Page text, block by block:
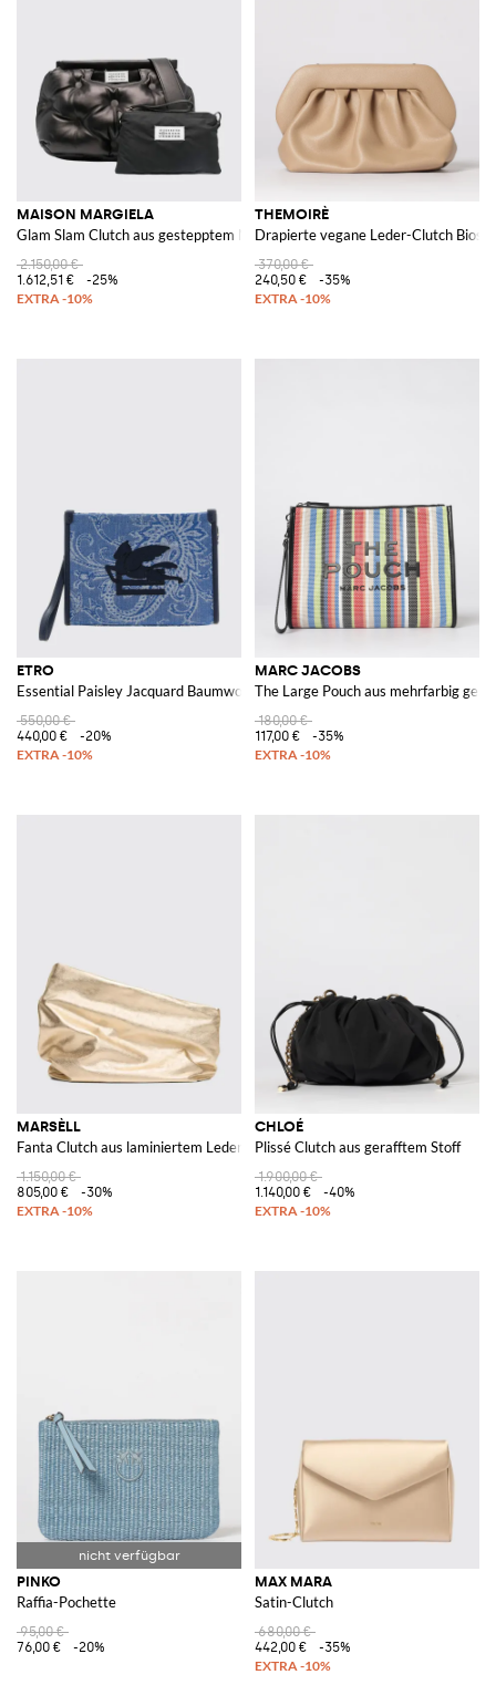
MAISON MARGIELA
Glam Slam Clutch aus gestepptem Nappaleder
2.150,00 €
1.612,51 €
-25%
THEMOIRÈ
Drapierte vegane Leder-Clutch Bios
370,00 €
240,50 €
-35%
ETRO
Essential Paisley Jacquard Baumwoll-Denim-Clutch
550,00 €
440,00 €
-20%
MARC JACOBS
The Large Pouch aus mehrfarbig
180,00 €
117,00 €
-35%
MARSÈLL
Fanta Clutch aus laminiertem Leder
1.150,00 €
805,00 €
-30%
CHLOÉ
Plissé Clutch aus gerafftem Stoff
1.900,00 €
1.140,00 €
-40%
PINKO
Raffia-Pochette
95,00 €
76,00 €
-20%
MAX MARA
Satin-Clutch
680,00 €
442,00 €
-35%